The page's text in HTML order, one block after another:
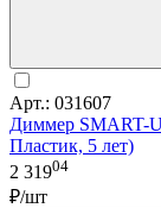
Арт.: 031607
Диммер SMART-
Пластик, 5 лет)
2 31904
₽/шт